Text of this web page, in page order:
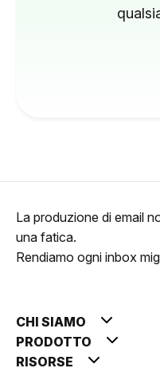
La produzione di email
una fatica.
Rendiamo ogni inbox
CHI SIAMO
PRODOTTO
RISORSE